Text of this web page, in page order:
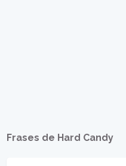
Frases de Hard Candy